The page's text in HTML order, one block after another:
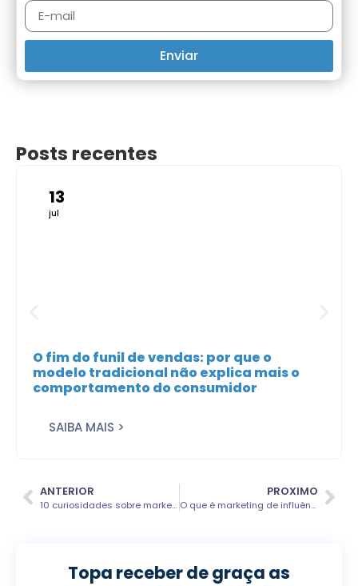
Enviar
Posts recentes
13
jul
O fim do funil de vendas: por que o
modelo tradicional não explica mais o
comportamento do consumidor
SAIBA MAIS >
ANTERIOR
10 curiosidades sobre marketing digital que você precisa saber
PROXIMO
O que é marketing de influência e benefícios ao negócio
Topa receber de graça as